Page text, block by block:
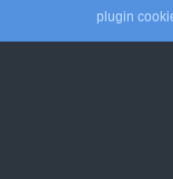
plugin